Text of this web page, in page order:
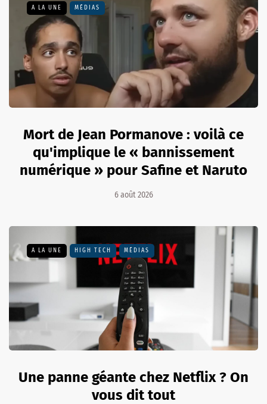
A LA UNE MÉDIAS
Mort de Jean Pormanove : voilà ce
qu'implique le « bannissement
numérique » pour Safine et Naruto
6 août 2026
A LA UNE HIGH TECH MÉDIAS
Une panne géante chez Netflix ? On
vous dit tout